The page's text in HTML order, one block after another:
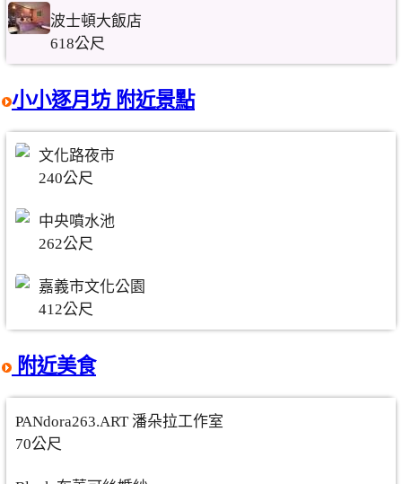
波士頓大飯店
618公尺
小小逐月坊 附近景點
文化路夜市
240公尺
中央噴水池
262公尺
嘉義市文化公園
412公尺
附近美食
PANdora263.ART 潘朵拉工作室
70公尺